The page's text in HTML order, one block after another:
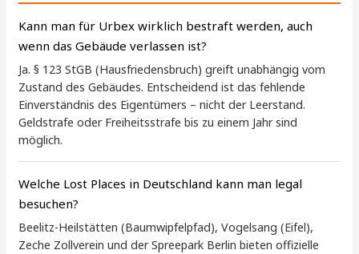
Kann man für Urbex wirklich bestraft werden, auch
wenn das Gebäude verlassen ist?
Ja. § 123 StGB (Hausfriedensbruch) greift unabhängig vom
Zustand des Gebäudes. Entscheidend ist das fehlende
Einverständnis des Eigentümers – nicht der Leerstand.
Geldstrafe oder Freiheitsstrafe bis zu einem Jahr sind
möglich.
Welche Lost Places in Deutschland kann man legal
besuchen?
Beelitz-Heilstätten (Baumwipfelpfad), Vogelsang (Eifel),
Zeche Zollverein und der Spreepark Berlin bieten offizielle